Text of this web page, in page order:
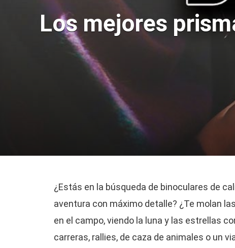
Los mejores
¿Estás en la búsqueda de binoculares de
aventura con máximo detalle? ¿Te molan
en el campo, viendo la luna y las estrellas
carreras, rallies, de caza de animales o un